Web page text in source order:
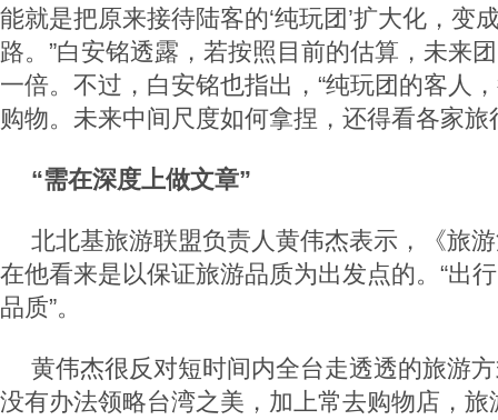
能就是把原来接待陆客的‘纯玩团’扩大化，变
路。”白安铭透露，若按照目前的估算，未来
一倍。不过，白安铭也指出，“纯玩团的客人
购物。未来中间尺度如何拿捏，还得看各家旅
“需在深度上做文章”
北北基旅游联盟负责人黄伟杰表示，《旅
在他看来是以保证旅游品质为出发点的。“出
品质”。
黄伟杰很反对短时间内全台走透透的旅游
没有办法领略台湾之美，加上常去购物店，